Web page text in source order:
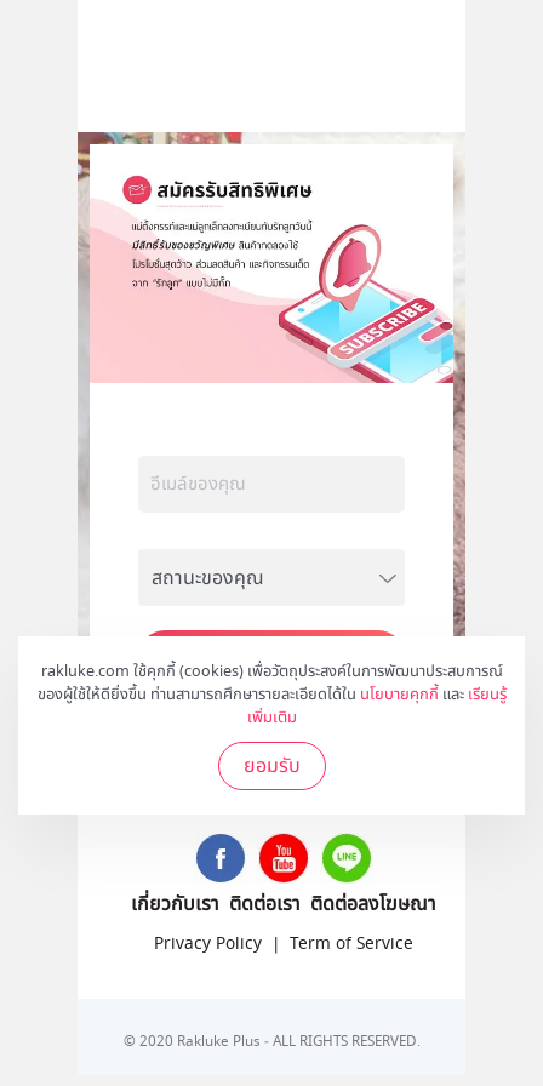
rakluke.com ใช้คุกกี้ (cookies) เพื่อวัตถุประสงค์ในการพัฒนาประสบการณ์
ของผู้ใช้ให้ดียิ่งขึ้น ท่านสามารถศึกษารายละเอียดได้ใน นโยบายคุกกี้ และ เรียนรู้
เพิ่มเติม
ยอมรับ
สมัคร
ติดตามเราได้ที่
เกี่ยวกับเรา ติดต่อเรา ติดต่อลงโฆษณา
Privacy Policy | Term of Service
© 2020 Rakluke Plus - ALL RIGHTS RESERVED.